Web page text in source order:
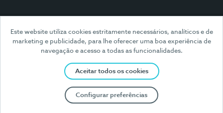
Este website utiliza cookies estritamente necessários, analíticos e de
marketing e publicidade, para lhe oferecer uma boa experiência de
navegação e acesso a todas as funcionalidades.
Aceitar todos os cookies
Configurar preferências